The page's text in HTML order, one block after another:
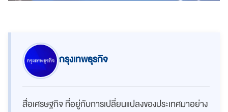
กรุงเทพธุรกิจ
สื่อเศรษฐกิจ ที่อยู่กับการเปลี่ยนแปลงของประเทศมาอย่าง